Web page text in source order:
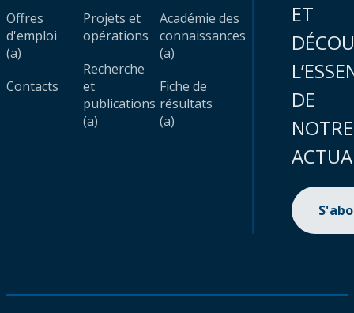
Offres
d'emploi
(a)
Contacts
Projets et
opérations
Recherche
et
publications
(a)
Académie des
connaissances
(a)
Fiche de
résultats
(a)
ET
DE
NOTRE